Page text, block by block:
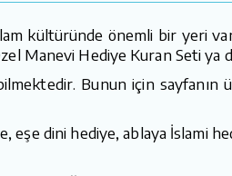
kültüründe önemli bir yeri
Manevi Hediye Kuran Seti
Bunun için sayfanın
eşe dini hediye, ablaya İslami